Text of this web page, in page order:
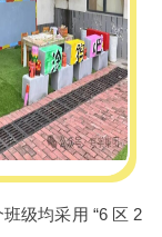
级均采用 “6 区 2